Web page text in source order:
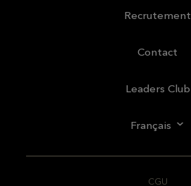
Recrutement
Contact
Leaders Club
Français
CGU